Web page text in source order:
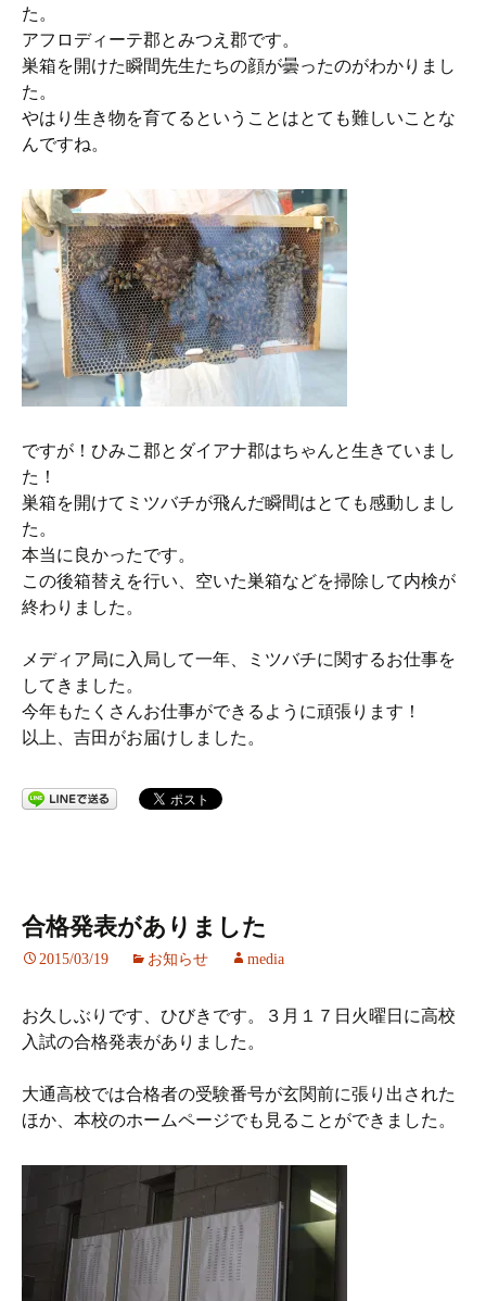
た。
アフロディーテ郡とみつえ郡です。
巣箱を開けた瞬間先生たちの顔が曇ったのがわかりまし
た。
やはり生き物を育てるということはとても難しいことな
んですね。
ですが！ひみこ郡とダイアナ郡はちゃんと生きていまし
た！
巣箱を開けてミツバチが飛んだ瞬間はとても感動しまし
た。
本当に良かったです。
この後箱替えを行い、空いた巣箱などを掃除して内検が
終わりました。
メディア局に入局して一年、ミツバチに関するお仕事を
してきました。
今年もたくさんお仕事ができるように頑張ります！
以上、吉田がお届けしました。
合格発表がありました
2015/03/19 お知らせ media
お久しぶりです、ひびきです。３月１７日火曜日に高校
入試の合格発表がありました。
大通高校では合格者の受験番号が玄関前に張り出された
ほか、本校のホームページでも見ることができました。